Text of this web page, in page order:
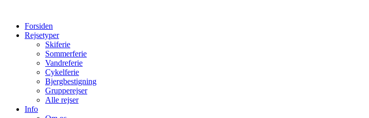
Forsiden
Rejsetyper
Skiferie
Sommerferie
Vandreferie
Cykelferie
Bjergbestigning
Grupperejser
Alle rejser
Info